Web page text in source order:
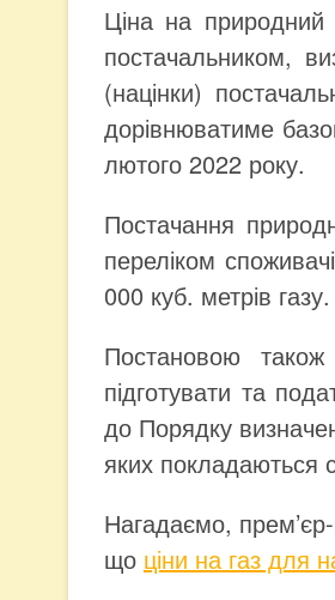
Ціна на
постачальником,
(націнки)
дорівнюватиме
лютого 2022 року.
Постачання
переліком
000 куб. метрів газу.
Постановою
підготувати та
до Порядку
яких покладаються
Нагадаємо,
що ціни на газ для